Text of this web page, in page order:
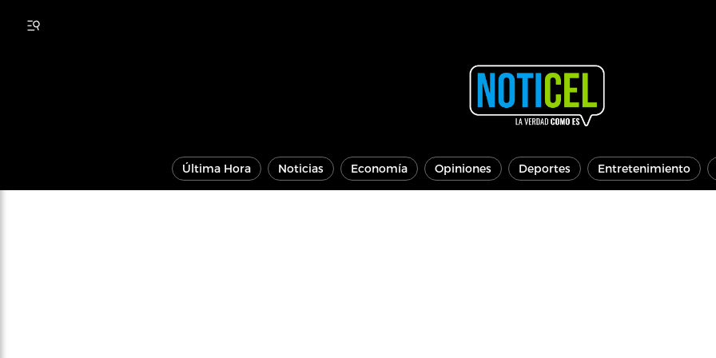
Última Hora Noticias Economía Opiniones Deportes Entretenimiento